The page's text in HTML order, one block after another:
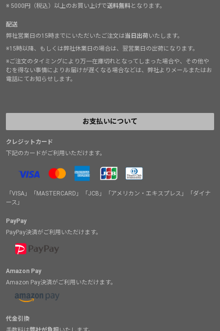
※ 5000円（税込）以上のお買い上げで送料無料となります。
配送
弊社営業日の15時までにいただいたご注文は当日出荷いたします。
※15時以降、もしくは弊社休業日の場合は、翌営業日の出荷になります。
※ご注文のタイミングにより万一在庫切れとなってしまった場合や、その他や
むを得ない事情によりお届けが遅くなる場合などは、弊社よりメールまたはお
電話にてお知らせします。
お支払いについて
クレジットカード
下記のカードがご利用いただけます。
「VISA」「MASTERCARD」「JCB」「アメリカン・エキスプレス」「ダイナ
ース」
PayPay
PayPay決済がご利用いただけます。
Amazon Pay
Amazon Pay決済がご利用いただけます。
代金引換